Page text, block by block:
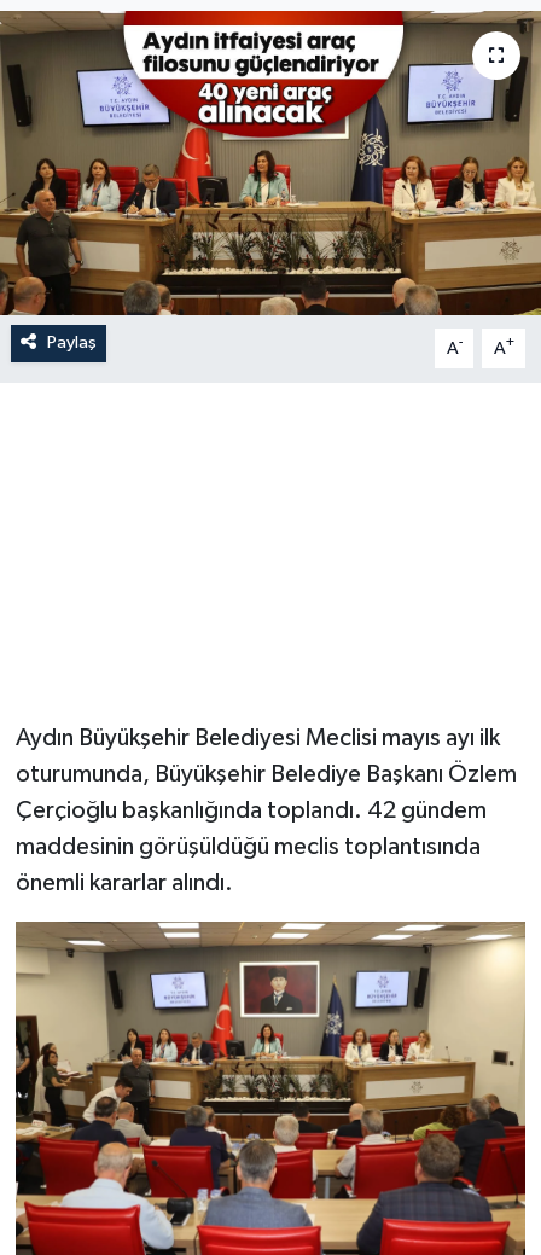
Paylaş A- A+
Aydın Büyükşehir Belediyesi Meclisi mayıs ayı ilk
oturumunda, Büyükşehir Belediye Başkanı Özlem
Çerçioğlu başkanlığında toplandı. 42 gündem
maddesinin görüşüldüğü meclis toplantısında
önemli kararlar alındı.